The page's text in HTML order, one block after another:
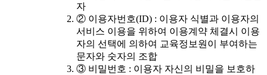
자
② 이용자번호(ID) : 이용자 식별과 이용자의
서비스 이용을 위하여 이용계약 체결시 이용
자의 선택에 의하여 교육정보원이 부여하는
문자와 숫자의 조합
③ 비밀번호 : 이용자 자신의 비밀을 보호하